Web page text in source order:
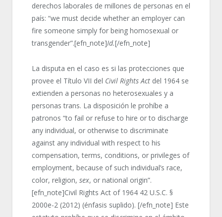
derechos laborales de millones de personas en el
país: “we must decide whether an employer can
fire someone simply for being homosexual or
transgender”.[efn_note]Id.[/efn_note]
La disputa en el caso es si las protecciones que
provee el Título VII del Civil Rights Actdel 1964 se
extienden a personas no heterosexuales y a
personas trans. La disposición le prohíbe a
patronos “to fail or refuse to hire or to discharge
any individual, or otherwise to discriminate
against any individual with respect to his
compensation, terms, conditions, or privileges of
employment, because of such individual’s race,
color, religion, sex, or national origin”.
[efn_note]Civil Rights Act of 1964 42 U.S.C. §
2000e-2 (2012) (énfasis suplido). [/efn_note] Este